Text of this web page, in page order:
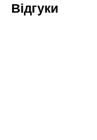
Відгуки